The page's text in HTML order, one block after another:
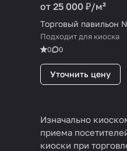
от 25 000 ₽/м²
Торговый павильон
Подходит для киоска
0 0
Уточнить цену
Изначально
приема
киоски при